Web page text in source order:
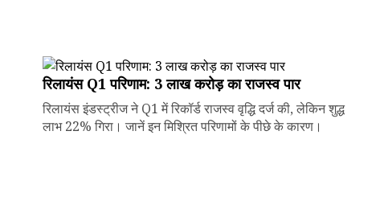
रिलायंस Q1 परिणाम: ₹3 लाख करोड़ का राजस्व पार
रिलायंस इंडस्ट्रीज ने Q1 में रिकॉर्ड राजस्व वृद्धि दर्ज की, लेकिन शुद्ध
लाभ 22% गिरा। जानें इन मिश्रित परिणामों के पीछे के कारण।